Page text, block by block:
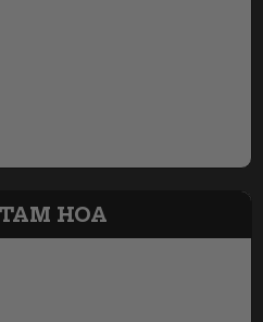
HOA